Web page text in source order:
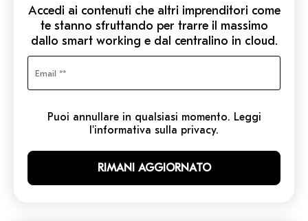
Accedi ai contenuti che altri imprenditori come
te stanno sfruttando per trarre il massimo
dallo smart working e dal centralino in cloud.
Puoi annullare in qualsiasi momento. Leggi
l'informativa sulla privacy.